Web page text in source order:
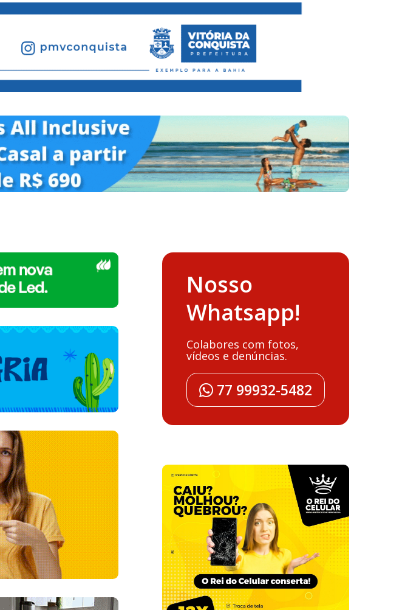
Nosso
Whatsapp!
Colabores com fotos,
vídeos e denúncias.
77 99932-5482